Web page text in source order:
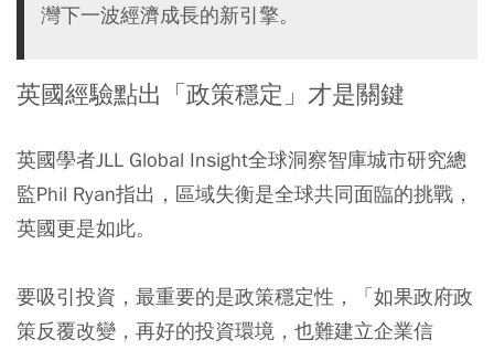
灣下一波經濟成長的新引擎。
英國經驗點出「政策穩定」才是關鍵
英國學者JLL Global Insight全球洞察智庫城市研究總
監Phil Ryan指出，區域失衡是全球共同面臨的挑戰，
英國更是如此。
要吸引投資，最重要的是政策穩定性，「如果政府政
策反覆改變，再好的投資環境，也難建立企業信